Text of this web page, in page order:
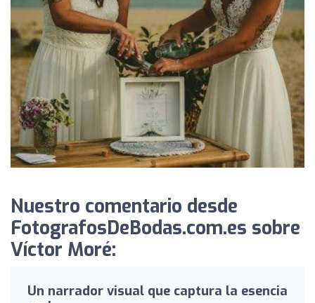
Nuestro comentario desde
FotografosDeBodas.com.es sobre
Víctor Moré:
Un narrador visual que captura la esencia